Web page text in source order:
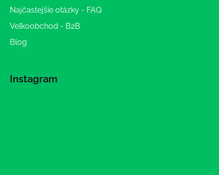
Najčastejšie otázky - FAQ
Veľkoobchod - B2B
Blog
Instagram